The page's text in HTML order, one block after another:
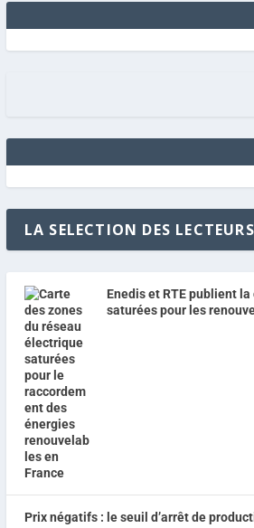
LA SELECTION DES LECTEURS
Enedis et RTE publient
saturées pour les
Prix négatifs : le seuil d’arrêt de